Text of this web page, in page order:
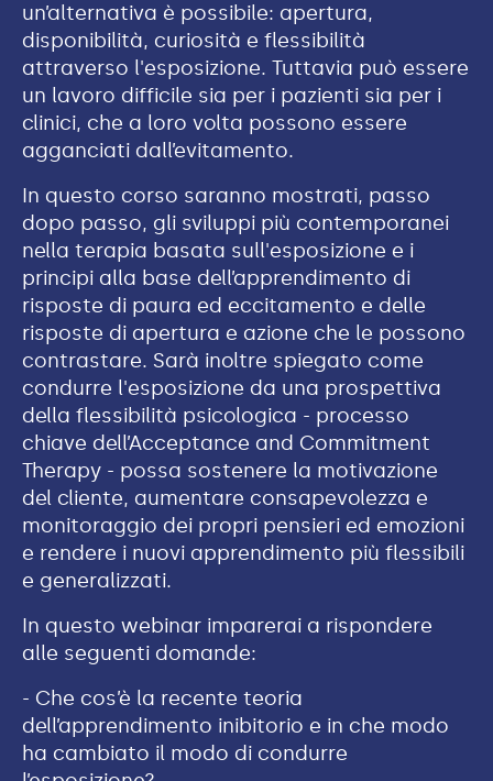
un’alternativa è possibile: apertura,
disponibilità, curiosità e flessibilità
attraverso l'esposizione. Tuttavia può essere
un lavoro difficile sia per i pazienti sia per i
clinici, che a loro volta possono essere
agganciati dall’evitamento.
In questo corso saranno mostrati, passo
dopo passo, gli sviluppi più contemporanei
nella terapia basata sull'esposizione e i
principi alla base dell’apprendimento di
risposte di paura ed eccitamento e delle
risposte di apertura e azione che le possono
contrastare. Sarà inoltre spiegato come
condurre l'esposizione da una prospettiva
della flessibilità psicologica - processo
chiave dell’Acceptance and Commitment
Therapy - possa sostenere la motivazione
del cliente, aumentare consapevolezza e
monitoraggio dei propri pensieri ed emozioni
e rendere i nuovi apprendimento più flessibili
e generalizzati.
In questo webinar imparerai a rispondere
alle seguenti domande:
- Che cos’è la recente teoria
dell’apprendimento inibitorio e in che modo
ha cambiato il modo di condurre